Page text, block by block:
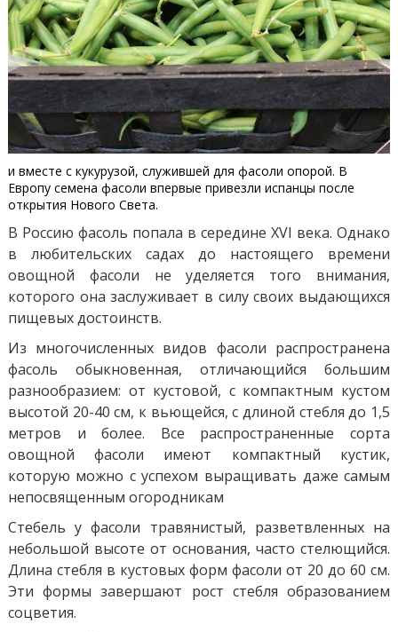
и вместе с кукурузой, служившей для фасоли опорой. В
Европу семена фасоли впервые привезли испанцы после
открытия Нового Света.
В Россию фасоль попала в середине XVI века. Однако
в любительских садах до настоящего времени
овощной фасоли не уделяется того внимания,
которого она заслуживает в силу своих выдающихся
пищевых достоинств.
Из многочисленных видов фасоли распространена
фасоль обыкновенная, отличающийся большим
разнообразием: от кустовой, с компактным кустом
высотой 20-40 см, к вьющейся, с длиной стебля до 1,5
метров и более. Все распространенные сорта
овощной фасоли имеют компактный кустик,
которую можно с успехом выращивать даже самым
непосвященным огородникам
Стебель у фасоли травянистый, разветвленных на
небольшой высоте от основания, часто стелющийся.
Длина стебля в кустовых форм фасоли от 20 до 60 см.
Эти формы завершают рост стебля образованием
соцветия.